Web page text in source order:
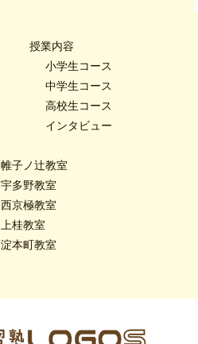
授業内容
小学生コース
中学生コース
高校生コース
インタビュー
帷子ノ辻教室
宇多野教室
西京極教室
上桂教室
淀本町教室